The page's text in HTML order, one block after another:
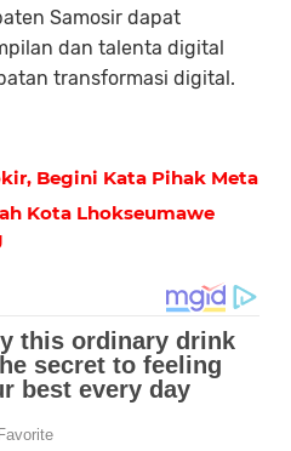
Samosir dapat
dan talenta digital
transformasi digital.
Begini Kata Pihak Meta
Kota Lhokseumawe